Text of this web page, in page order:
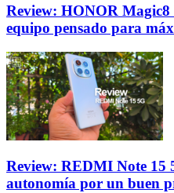
Review: HONOR
equipo pensado para
Review: REDMI Note 15
autonomía por un buen